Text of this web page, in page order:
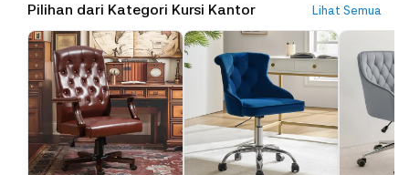
Pilihan dari Kategori Kursi Kantor Lihat Semua